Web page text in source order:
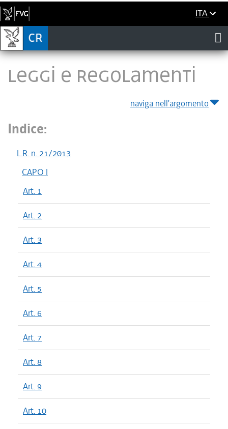
ITA
LEGGI E REGOLAMENTI
naviga nell'argomento
Indice:
L.R. n. 21/2013
CAPO I
Art. 1
Art. 2
Art. 3
Art. 4
Art. 5
Art. 6
Art. 7
Art. 8
Art. 9
Art. 10